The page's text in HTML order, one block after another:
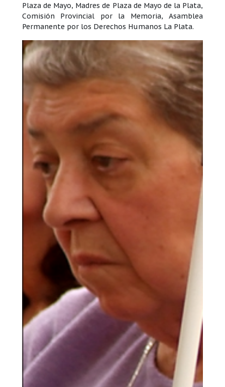
Plaza de Mayo, Madres de Plaza de Mayo de la Plata,
Comisión Provincial por la Memoria, Asamblea
Permanente por los Derechos Humanos La Plata.